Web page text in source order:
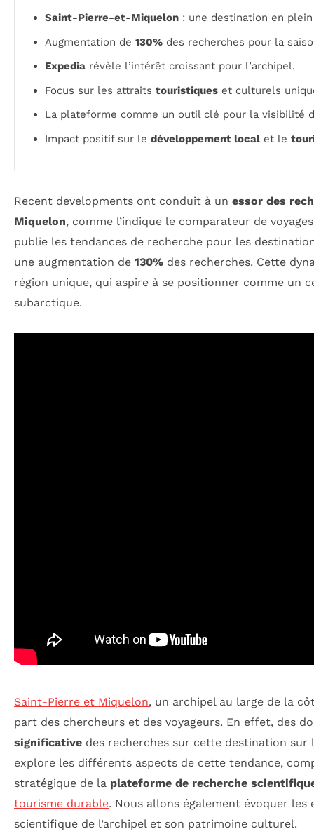
Saint-Pierre-et-Miquelon : une destination en
Augmentation de 130% des recherches pour la
Expedia révèle l’intérêt croissant pour l’archipel.
Focus sur les attraits touristiques et culturels
La plateforme comme un outil clé pour la visibilité
Impact positif sur le développement local et le
Recent developments ont conduit à un essor des
Miquelon, comme l’indique le comparateur de
publie les tendances de recherche pour les
une augmentation de 130% des recherches. Cette
région unique, qui aspire à se positionner comme un
subarctique.
Saint-Pierre et Miquelon, un archipel au large de la
part des chercheurs et des voyageurs. En effet, des
significative des recherches sur cette destination sur
explore les différents aspects de cette tendance,
stratégique de la plateforme de recherche
tourisme durable. Nous allons également évoquer
scientifique de l’archipel et son patrimoine culturel.